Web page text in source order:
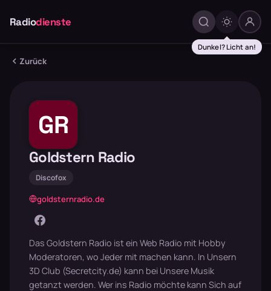
Radiodienste
Dunkel? Licht an!
Zurück
GR
Goldstern Radio
Discofox
goldsternradio.de
Das Goldstern Radio ist ein Web Radio mit Hobby
Moderatoren, wo Jeder mit machen kann. In Unsern
3D Club (Secretcity.de) kann bei Unsere Musik
getanzt werden. Wer ins Radio möchte kann Sich auf